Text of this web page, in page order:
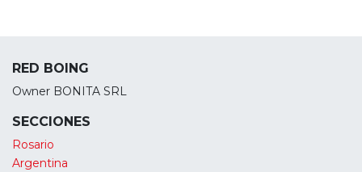
RED BOING
Owner BONITA SRL
SECCIONES
Rosario
Argentina